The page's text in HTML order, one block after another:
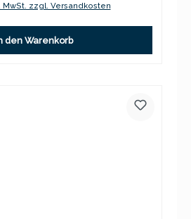
MwSt. zzgl. Versandkosten
den Warenkorb